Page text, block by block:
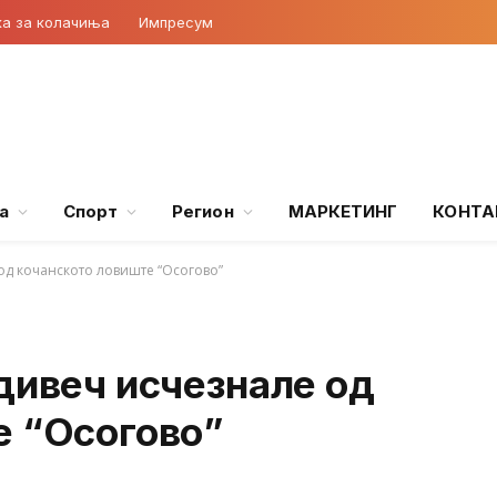
за колачиња Импресум
Спорт Регион МАРКЕТИНГ
кочанското ловиште “Осогово”
исчезнале од
“Осогово”